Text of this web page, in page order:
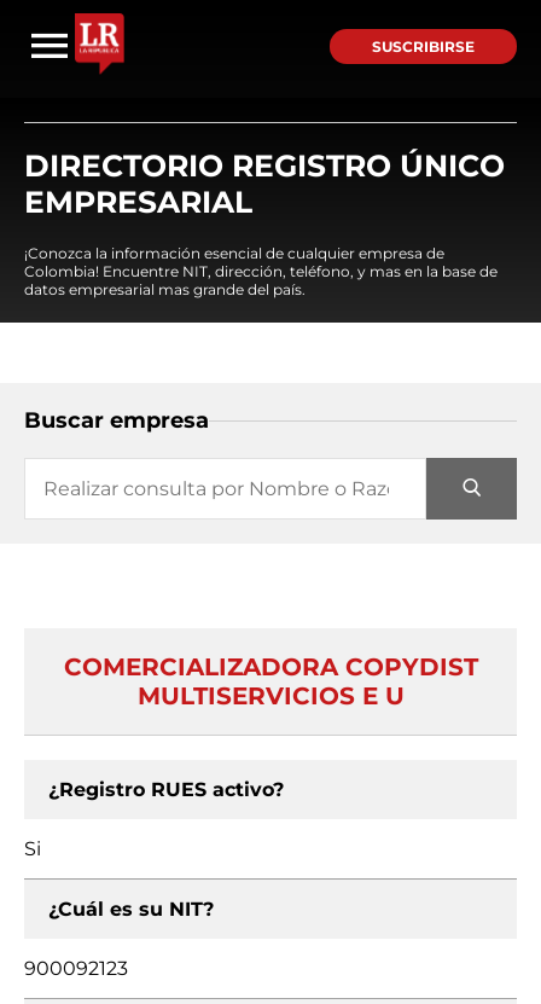
SUSCRIBIRSE
DIRECTORIO REGISTRO ÚNICO
EMPRESARIAL
¡Conozca la información esencial de cualquier empresa de
Colombia! Encuentre NIT, dirección, teléfono, y mas en la base de
datos empresarial mas grande del país.
Buscar empresa
COMERCIALIZADORA COPYDIST
MULTISERVICIOS E U
¿Registro RUES activo?
Si
¿Cuál es su NIT?
900092123